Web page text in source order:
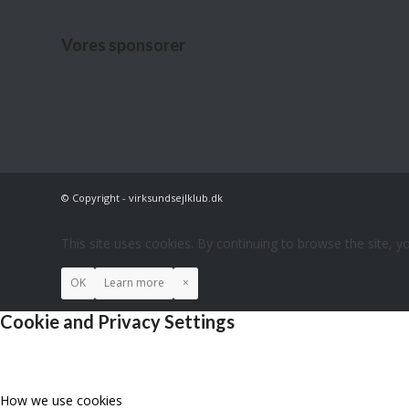
Vores sponsorer
© Copyright - virksundsejlklub.dk
This site uses cookies. By continuing to browse the site,
OK Learn more ×
Cookie and Privacy Settings
How we use cookies